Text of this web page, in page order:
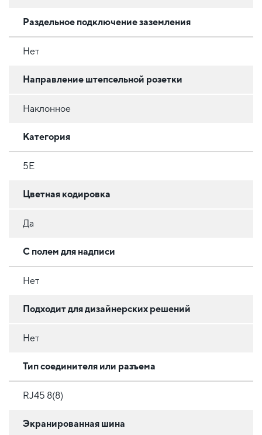
Раздельное подключение заземления
Нет
Направление штепсельной розетки
Наклонное
Категория
5E
Цветная кодировка
Да
С полем для надписи
Нет
Подходит для дизайнерских решений
Нет
Тип соединителя или разъема
RJ45 8(8)
Экранированная шина